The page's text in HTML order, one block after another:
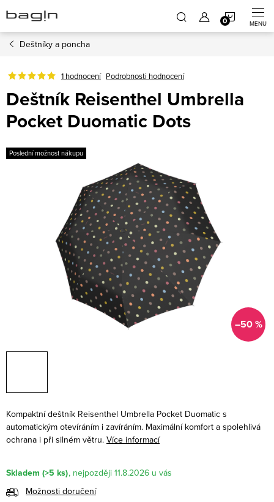
na
obsah
Deštníky a poncha
1 hodnocení Podrobnosti hodnocení
Deštník Reisenthel Umbrella
Pocket Duomatic Dots
Poslední možnost nákupu
–50 %
Kompaktní deštník Reisenthel Umbrella Pocket Duomatic s
automatickým otevíráním i zavíráním. Maximální komfort a spolehlivá
ochrana i při silném větru. Více informací
Skladem (>5 ks)
11.8.2026
Možnosti doručení